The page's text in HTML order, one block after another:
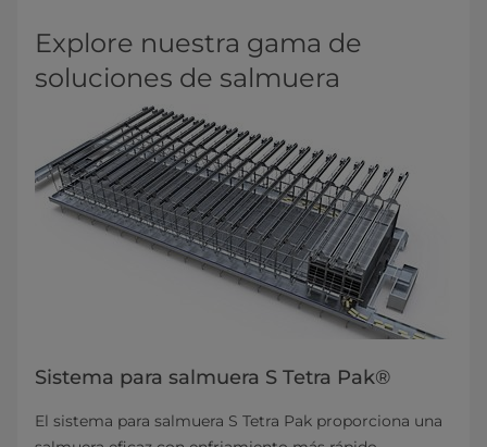
Explore nuestra gama de
soluciones de salmuera
Sistema para salmuera S Tetra Pak®
El sistema para salmuera S Tetra Pak proporciona una